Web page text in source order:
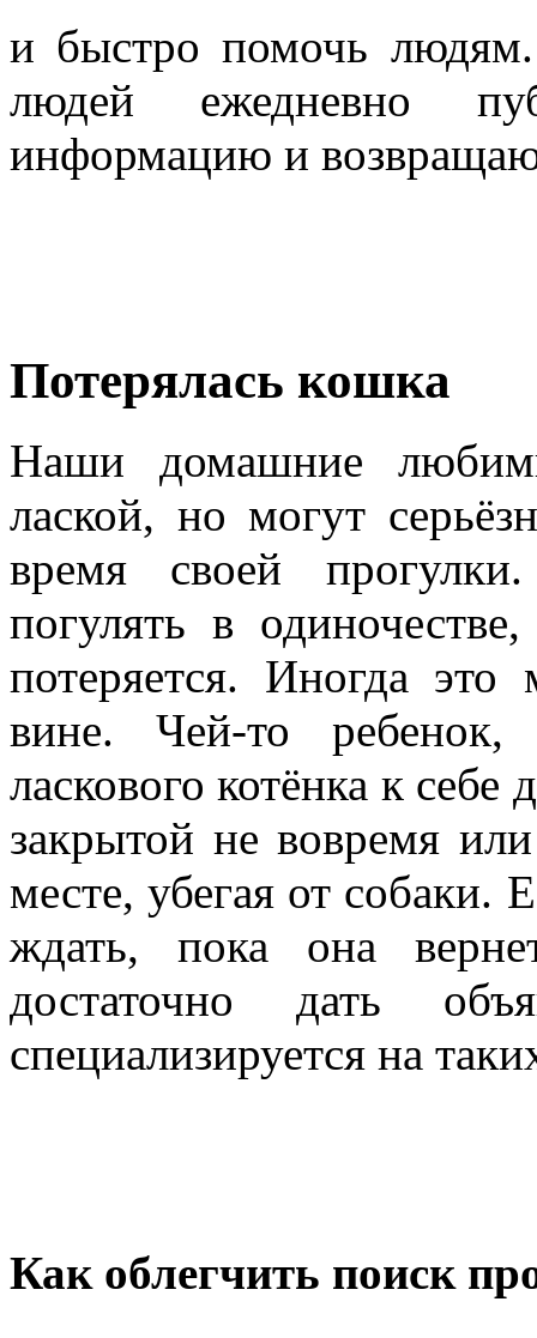
и быстро помочь
людей ежедневно
информацию и
Потерялась кошка
Наши домашние
лаской, но могут
время своей
погулять в
потеряется. Иногда
вине. Чей-то ребенок,
ласкового котёнка к
закрытой не вовремя
месте, убегая от собаки.
ждать, пока она
достаточно дать
специализируется на
Как облегчить поиск